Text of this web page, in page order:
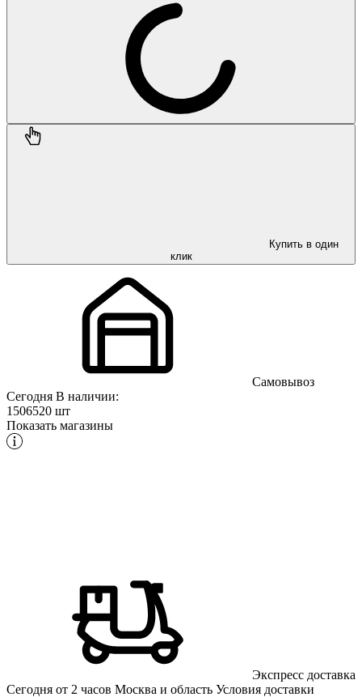
Купить в один
клик
Самовывоз
Сегодня В наличии:
1506520 шт
Показать магазины
Экспресс доставка
Сегодня от 2 часов Москва и область Условия доставки